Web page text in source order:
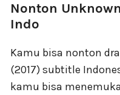
Nonton
Indo
Kamu bisa nonton
(2017) subtitle
kamu bisa